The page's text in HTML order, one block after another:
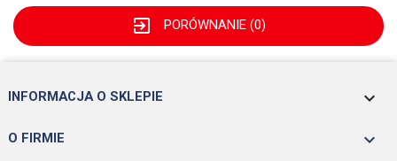
exit_to_app PORÓWNANIE (0)
INFORMACJA O SKLEPIE keyboard_arrow_down
O FIRMIE 